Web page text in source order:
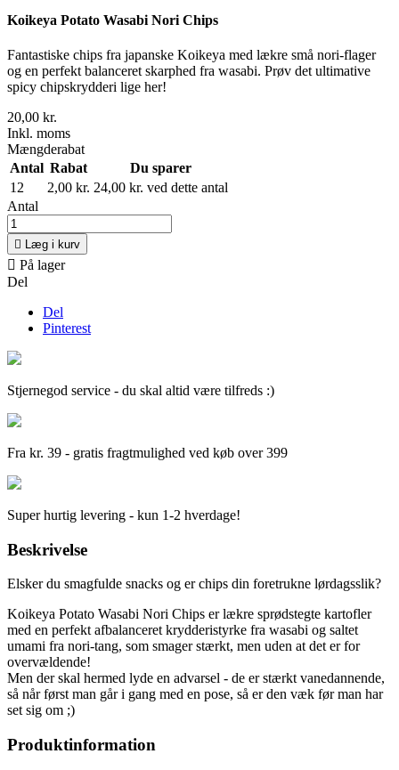
Koikeya Potato Wasabi Nori Chips
Fantastiske chips fra japanske Koikeya med lækre små nori-flager
og en perfekt balanceret skarphed fra wasabi. Prøv det ultimative
spicy chipskrydderi lige her!
20,00 kr.
Inkl. moms
Mængderabat
Antal Rabat
Du sparer
12
2,00 kr. 24,00 kr. ved dette antal
Antal
 Læg i kurv
 På lager
Del
Del
Pinterest
Stjernegod service - du skal altid være tilfreds :)
Fra kr. 39 - gratis fragtmulighed ved køb over 399
Super hurtig levering - kun 1-2 hverdage!
Beskrivelse
Elsker du smagfulde snacks og er chips din foretrukne lørdagsslik?
Koikeya Potato Wasabi Nori Chips er lækre sprødstegte kartofler
med en perfekt afbalanceret krydderistyrke fra wasabi og saltet
umami fra nori-tang, som smager stærkt, men uden at det er for
overvældende!
Men der skal hermed lyde en advarsel - de er stærkt vanedannende,
så når først man går i gang med en pose, så er den væk før man har
set sig om ;)
Produktinformation